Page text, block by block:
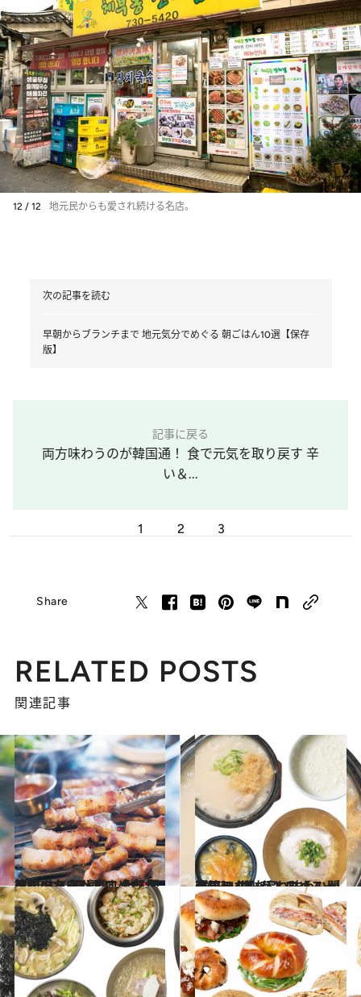
12 / 12 地元民からも愛され続ける名店。
次の記事を読む
早朝からブランチまで 地元気分でめぐる 朝ごはん10選【保存
版】
記事に戻る
両方味わうのが韓国通！ 食で元気を取り戻す 辛
い＆...
1 2 3
Share
RELATED POSTS
関連記事
2023.4.8
韓国ラバーがすすめる 間違いのないひと皿【肉篇】 牛・豚・鶏…全部食べたい名店8選
グルメ 2023.4.10
韓国ラバーがすすめる 間違いのないひと皿【スープ篇】 滋味深い味わいが沁みる4選
グルメ